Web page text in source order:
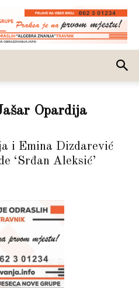
Opardija
i Emina Dizdarević
‘Srđan Aleksić’